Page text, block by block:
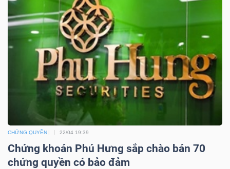
CHỨNG QUYỀN 22/04 19:39
Chứng khoán Phú Hưng sắp chào bán 70
chứng quyền có bảo đảm
CÔNG
NGHỆ